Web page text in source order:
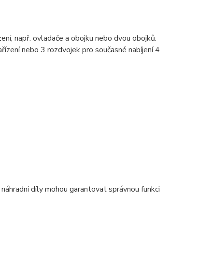
např. ovladače a obojku nebo dvou obojků.
nebo 3 rozdvojek pro současné nabíjení 4
díly mohou garantovat správnou funkci